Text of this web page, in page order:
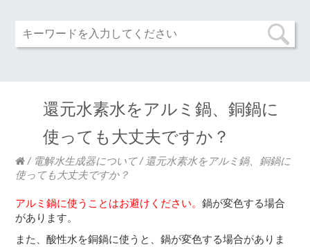
還元水素水をアルミ鍋、銅鍋に
使っても大丈夫ですか？
/ 電解水生成器について / 還元水素水をアルミ鍋、銅鍋に
使っても大丈夫ですか？
アルミ鍋に使うことはお避けください。鍋が変色する場合
があります。
また、酸性水を銅鍋に使うと、鍋が変色する場合がありま